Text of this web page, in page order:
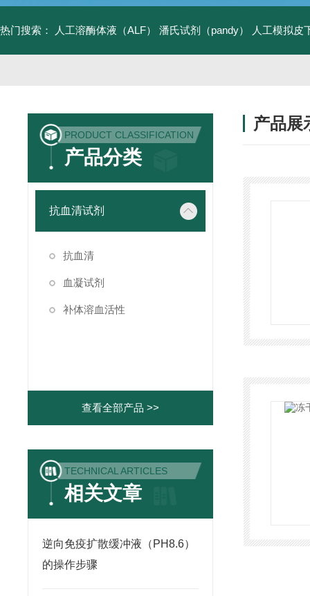
热门搜索： 人工溶酶体液（ALF） 潘氏试剂（pandy） 人工模拟皮
PRODUCT CLASSIFICATION
产品分类
抗血清试剂
抗血清
血凝试剂
补体溶血活性
查看全部产品 >>
TECHNICAL ARTICLES
相关文章
逆向免疫扩散缓冲液（PH8.6）
的操作步骤
产品展